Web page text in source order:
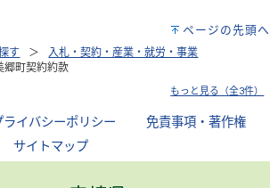
ページの先頭へ
す
入札・契約・産業・就労・事業
郷町契約約款
もっと見る（全3件）
ライバシーポリシー
免責事項・著作権
サイトマップ